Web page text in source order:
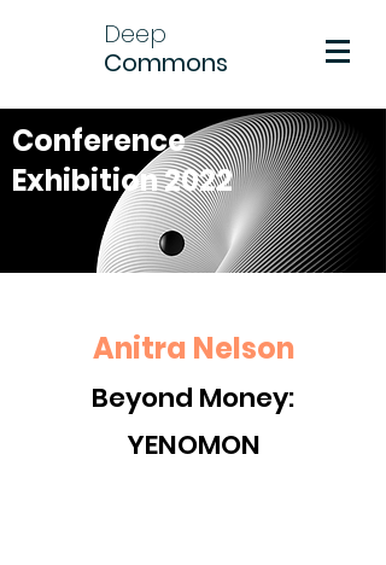
Deep
Commons
Conference
Exhibition 2022
Anitra Nelson
Beyond Money:
YENOMON